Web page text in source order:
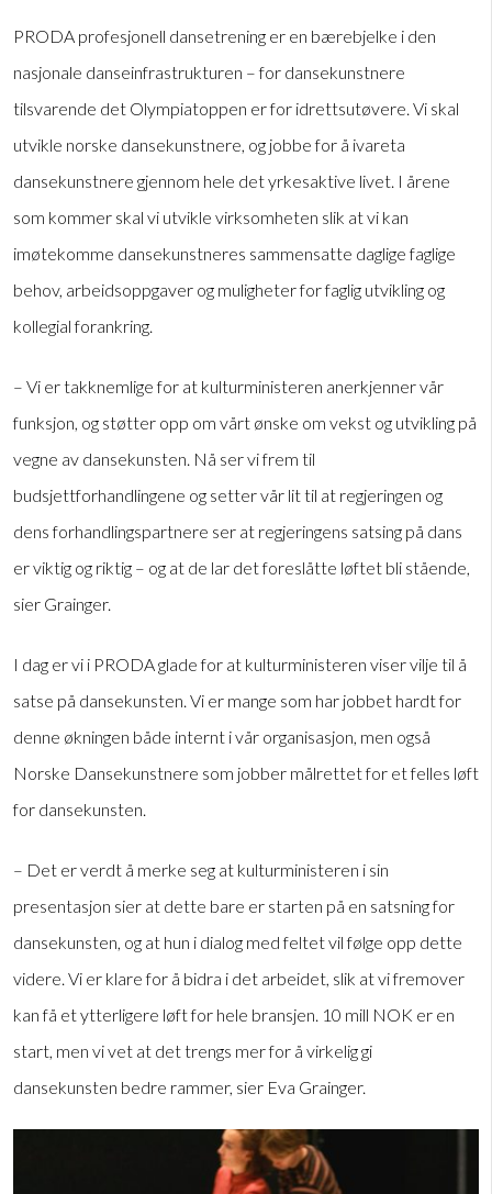
PRODA profesjonell dansetrening er en bærebjelke i den
nasjonale danseinfrastrukturen – for dansekunstnere
tilsvarende det Olympiatoppen er for idrettsutøvere. Vi skal
utvikle norske dansekunstnere, og jobbe for å ivareta
dansekunstnere gjennom hele det yrkesaktive livet. I årene
som kommer skal vi utvikle virksomheten slik at vi kan
imøtekomme dansekunstneres sammensatte daglige faglige
behov, arbeidsoppgaver og muligheter for faglig utvikling og
kollegial forankring.
– Vi er takknemlige for at kulturministeren anerkjenner vår
funksjon, og støtter opp om vårt ønske om vekst og utvikling på
vegne av dansekunsten. Nå ser vi frem til
budsjettforhandlingene og setter vår lit til at regjeringen og
dens forhandlingspartnere ser at regjeringens satsing på dans
er viktig og riktig – og at de lar det foreslåtte løftet bli stående,
sier Grainger.
I dag er vi i PRODA glade for at kulturministeren viser vilje til å
satse på dansekunsten. Vi er mange som har jobbet hardt for
denne økningen både internt i vår organisasjon, men også
Norske Dansekunstnere som jobber målrettet for et felles løft
for dansekunsten.
– Det er verdt å merke seg at kulturministeren i sin
presentasjon sier at dette bare er starten på en satsning for
dansekunsten, og at hun i dialog med feltet vil følge opp dette
videre. Vi er klare for å bidra i det arbeidet, slik at vi fremover
kan få et ytterligere løft for hele bransjen. 10 mill NOK er en
start, men vi vet at det trengs mer for å virkelig gi
dansekunsten bedre rammer, sier Eva Grainger.